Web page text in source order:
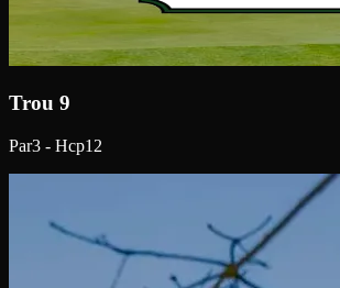
Trou 9
Par3 - Hcp12